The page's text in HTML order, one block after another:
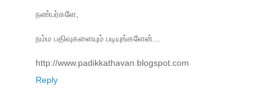
நண்பர்களே,
நம்ம பதிவுகளையும் படியுங்களேன்...
http://www.padikkathavan.blogspot.com
Reply